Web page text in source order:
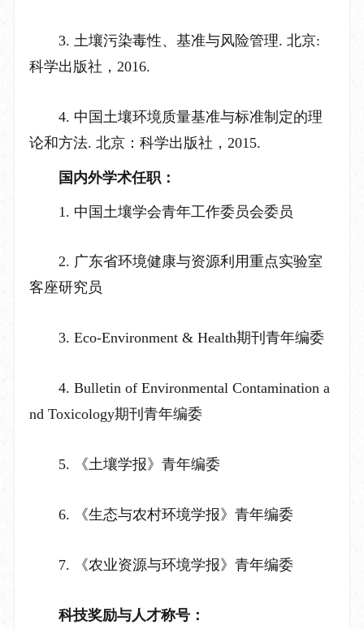
3. 土壤污染毒性、基准与风险管理. 北京:
科学出版社， 2016.
4. 中国土壤环境质量基准与标准制定的理
论和方法. 北京：科学出版社， 2015.
国内外学术任职：
1. 中国土壤学会青年工作委员会委员
2. 广东省环境健康与资源利用重点实验室
客座研究员
3. Eco-Environment & Health期刊青年编委
4. Bulletin of Environmental Contamination a
nd Toxicology期刊青年编委
5. 《土壤学报》青年编委
6. 《生态与农村环境学报》青年编委
7. 《农业资源与环境学报》青年编委
科技奖励与人才称号：